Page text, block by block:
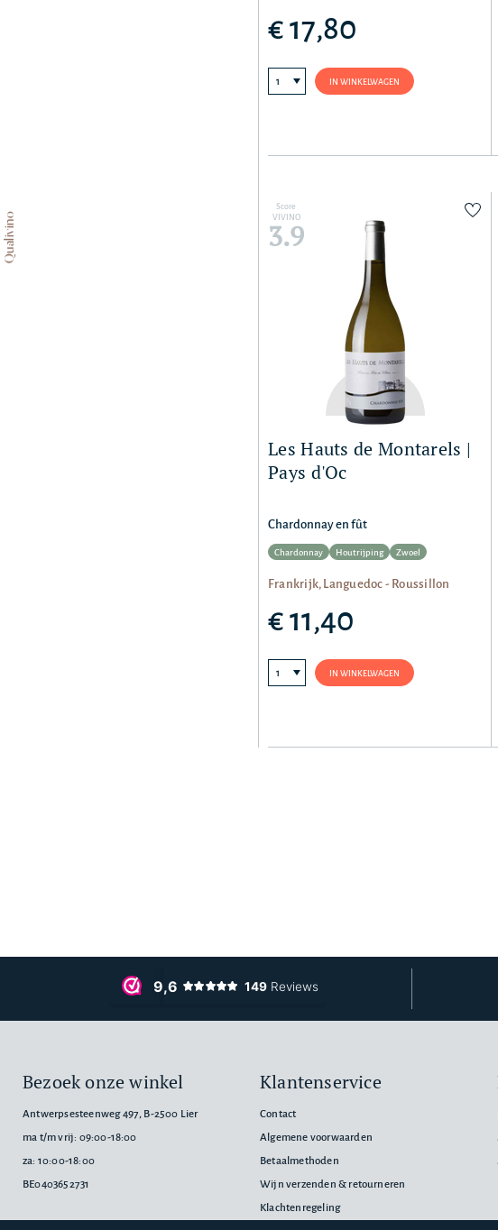
Qualivino
€ 17,80
IN WINKELWAGEN
Score
VIVINO
3.9
Les Hauts de Montarels |
Pays d'Oc
Chardonnay en fût
Chardonnay Houtrijping Zwoel
Frankrijk, Languedoc - Roussillon
€ 11,40
IN WINKELWAGEN
Bezoek onze winkel
Antwerpsesteenweg 497, B-2500 Lier
ma t/m vrij: 09:00-18:00
za: 10:00-18:00
BE0403652731
Klantenservice
Contact
Algemene voorwaarden
Betaalmethoden
Wijn verzenden & retourneren
Klachtenregeling